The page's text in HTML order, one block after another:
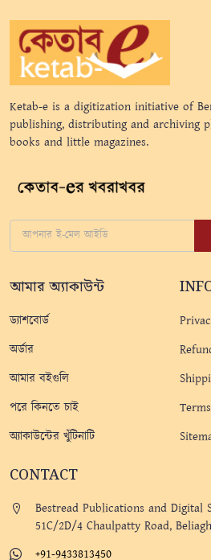
Ketab-e is a digitization initiative of
publishing, distributing and archiving
books and little magazines.
আমার অ্যাকাউন্ট
ড্যাশবোর্ড
অর্ডার
আমার বইগুলি
পরে কিনতে চাই
অ্যাকাউন্টের খুঁটিনাটি
CONTACT
Bestread Publications and Digital
51C/2D/4 Chaulpatty Road,
+91-9433813450